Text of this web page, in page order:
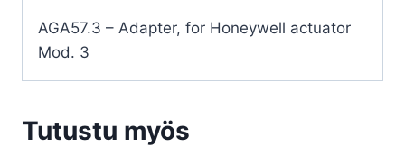
AGA57.3 – Adapter, for Honeywell actuator
Mod. 3
Tutustu myös